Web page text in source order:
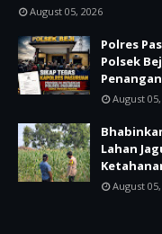
August 05, 2026
Polres
Polsek
August
Lahan
August